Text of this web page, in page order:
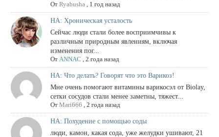
От Ryabusha, 1 год назад
НА: Хроническая усталость
Сейчас люди стали более восприимчивы к
различным природным явлениям, включая
изменения пог...
От ANNAC , 2 года назад
НА: Что делать? Говорят что это Варикоз!
Мне очень помогают витамины варикосэл от Biolay,
сетки сосудов стали менее заметны, тяжест...
От Mari666 , 2 года назад
НА: Похудение с помощью соды
люди, камон, какая сода, уже желудки ушивают, 21